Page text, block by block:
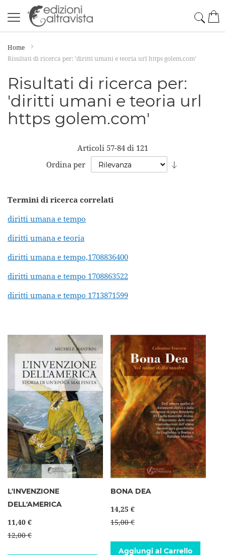
al
contenuto
Home
Risultati di ricerca per: 'diritti umani e teoria url https golem.com'
Risultati di ricerca per:
'diritti umani e teoria url
https golem.com'
Articoli 57-84di 121
Ordina per
Termini di ricerca correlati
diritti umana e tempo
diritti umana e teoria
diritti umana e tempo,1708836400
diritti umana e tempo 1708863522
diritti umana e tempo 1713871599
L'INVENZIONE
DELL'AMERICA
11,40 €
12,00 €
BONA DEA
14,25 €
15,00 €
Aggiungi al Carrello